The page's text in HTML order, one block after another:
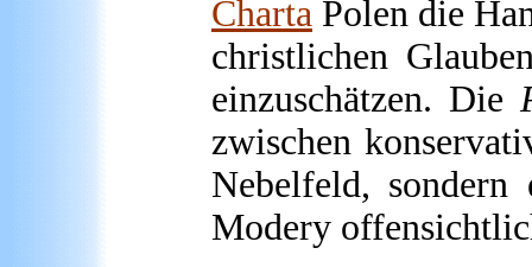
Charta Polen die
christlichen
einzuschätzen. Die
zwischen
Nebelfeld,
Modery